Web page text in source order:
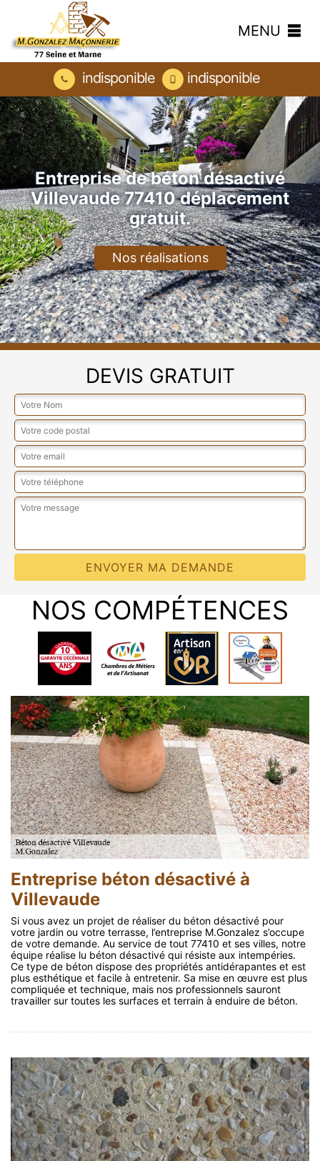
MENU
indisponible indisponible
Entreprise de béton désactivé
Villevaude 77410 déplacement
gratuit.
Nos réalisations
DEVIS GRATUIT
NOS COMPÉTENCES
Entreprise béton désactivé à
Villevaude
Si vous avez un projet de réaliser du béton désactivé pour
votre jardin ou votre terrasse, l’entreprise M.Gonzalez s’occupe
de votre demande. Au service de tout 77410 et ses villes, notre
équipe réalise lu béton désactivé qui résiste aux intempéries.
Ce type de béton dispose des propriétés antidérapantes et est
plus esthétique et facile à entretenir. Sa mise en œuvre est plus
compliquée et technique, mais nos professionnels sauront
travailler sur toutes les surfaces et terrain à enduire de béton.